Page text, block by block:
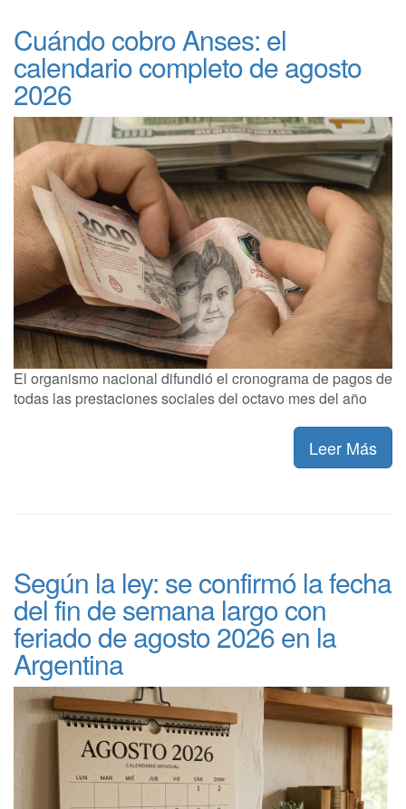
Cuándo cobro Anses: el
calendario completo de agosto
2026
El organismo nacional difundió el cronograma de pagos de
todas las prestaciones sociales del octavo mes del año
Leer Más
Según la ley: se confirmó la fecha
del fin de semana largo con
feriado de agosto 2026 en la
Argentina